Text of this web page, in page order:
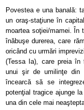
Povestea e una banală:
un oraş-staţiune în
moartea soţiei/mamei. În
înăbuşe durerea, care
oricând cu urmări
(Tessa Ia), care preia în
unui şir de umilinţe din
încearcă să se
potenţial tragice ajunge
una din cele mai